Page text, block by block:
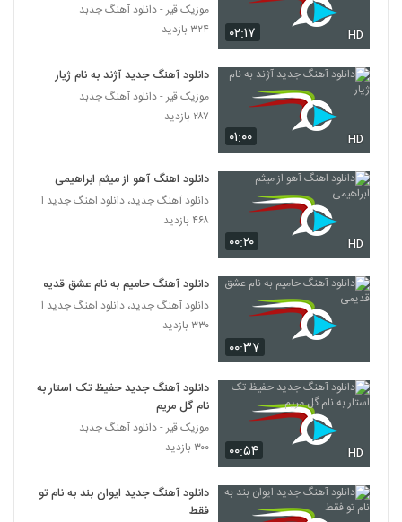
346
موزیک زیبای با من بساز از عرفان ترابی
۴۷۰ بازدید
347
مهدی درزی آهنگ پازل
۳۷۵ بازدید
دانلود آهنگ مهدی اسحاقی بخند برام
349
آهنگ حال خوب از علی شکراللهی(پاپ)
۶۴۵ بازدید
آهنگ سپهر خلسه بنام بی خواب
۱,۱۵۷ بازدید
دانلود آهنگ جدید و زیبای داریوش شجاع با
نام درد عمیق
352
۷۳۱ بازدید
۰۲:۱۷ HD
موزیک قیر - دانلود آهنگ جدبد
۳۲۴ بازدید
۰۱:۰۰ HD
دانلود آهنگ جدید آژند به نام ژیار
موزیک قیر - دانلود آهنگ جدبد
۲۸۷ بازدید
۰۰:۲۰ HD
دانلود اهنگ آهو از میثم ابراهیمی
دانلود آهنگ جدید، دانلود اهنگ جدید ایرانی
۴۶۸ بازدید
۰۰:۳۷
دانلود آهنگ حامیم به نام عشق قدیمی
دانلود آهنگ جدید، دانلود اهنگ جدید ایرانی
۳۳۰ بازدید
۰۰:۵۴ HD
دانلود آهنگ جدید حفیظ تک استار به
نام گل مریم
موزیک قیر - دانلود آهنگ جدبد
۳۰۰ بازدید
دانلود آهنگ جدید ایوان بند به نام تو
فقط